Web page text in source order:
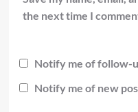
the next time I
Notify me of follow-
Notify me of new